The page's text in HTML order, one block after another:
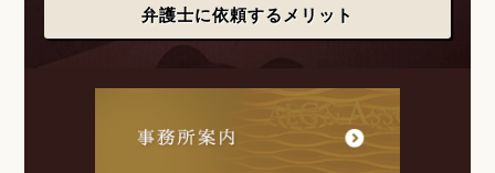
弁護士に依頼するメリット